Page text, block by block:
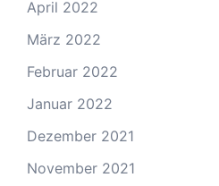
April 2022
März 2022
Februar 2022
Januar 2022
Dezember 2021
November 2021